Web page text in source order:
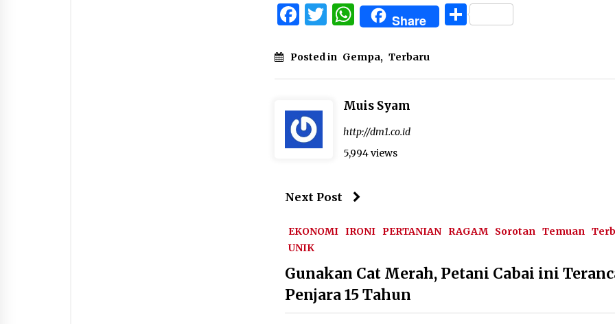
Facebook
Twitter
WhatsApp
Share Share
Posted in Gempa, Terbaru
Muis Syam
http://dm1.co.id
5,994 views
Next Post
EKONOMI IRONI PERTANIAN RAGAM Sorotan Temuan
UNIK
Gunakan Cat Merah, Petani Cabai ini
Penjara 15 Tahun